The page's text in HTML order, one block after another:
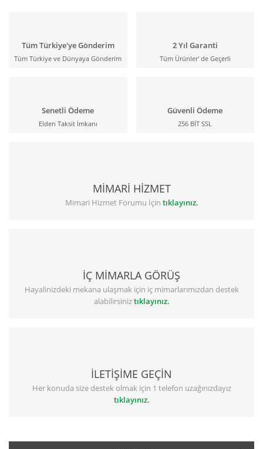
Tüm Türkiye'ye Gönderim
Tüm Türkiye ve Dünyaya Gönderim
2 Yıl Garanti
Tüm Ürünler' de Geçerli
Senetli Ödeme
Elden Taksit İmkanı
Güvenli Ödeme
256 BİT SSL
MİMARİ HİZMET
Mimari Hizmet Forumu İçin tıklayınız.
İÇ MİMARLA GÖRÜŞ
Hayalinizdeki mekana ulaşmak için iç mimarlarımızdan destek
alabilirsiniztıklayınız.
İLETİŞİME GEÇİN
Her konuda size destek olmak için 1 telefon uzağınızdayız
tıklayınız.